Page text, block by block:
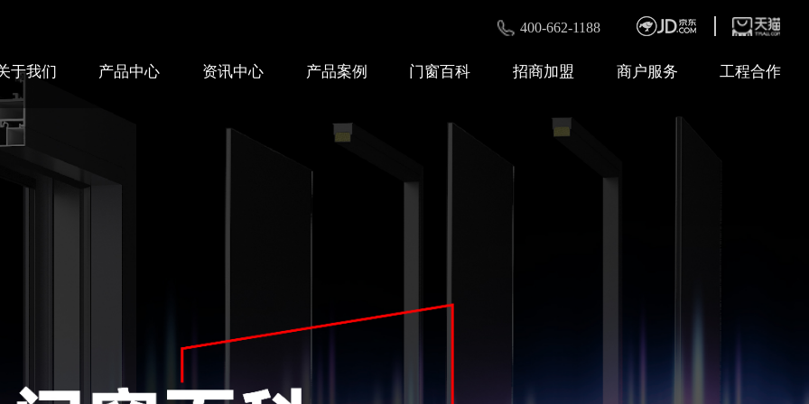
400-662-1188
于我们 产品中心 资讯中心 产品案例 门窗百科 招商加盟 商户服务 工程合作